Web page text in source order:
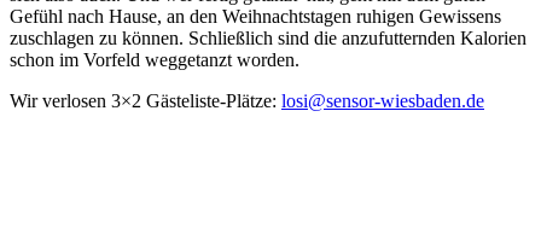
Gefühl nach Hause, an den Weihnachtstagen ruhigen Gewissens
zuschlagen zu können. Schließlich sind die anzufutternden Kalorien
schon im Vorfeld weggetanzt worden.
Wir verlosen 3×2 Gästeliste-Plätze: losi@sensor-wiesbaden.de